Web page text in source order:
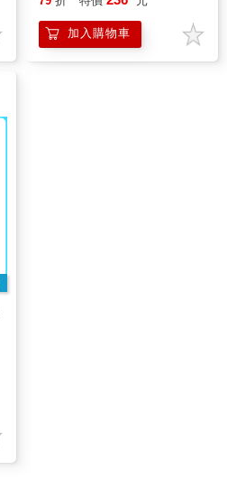
加入購物車